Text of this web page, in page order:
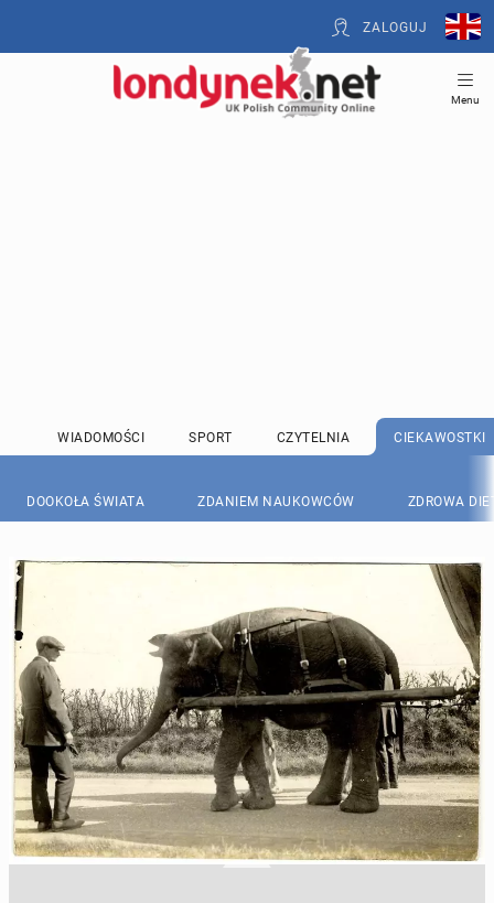
ZALOGUJ
Menu
WIADOMOŚCI SPORT CZYTELNIA CIEKAWOSTKI
DOOKOŁA ŚWIATA ZDANIEM NAUKOWCÓW ZDROWA